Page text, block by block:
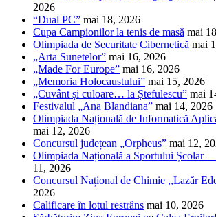
2026
“Dual PC” mai 18, 2026
Cupa Campionilor la tenis de masă mai
Olimpiada de Securitate Cibernetică mai
„Arta Sunetelor” mai 16, 2026
„Made For Europe” mai 16, 2026
„Memoria Holocaustului” mai 15, 2026
„Cuvânt și culoare… la Ștefulescu” mai
Festivalul „Ana Blandiana” mai 14, 2026
Olimpiada Națională de Informatică
mai 12, 2026
Concursul județean „Orpheus” mai 12,
Olimpiada Națională a Sportului Școlar
11, 2026
Concursul Național de Chimie ,,Lazăr
2026
Calificare în lotul restrâns mai 10, 2026